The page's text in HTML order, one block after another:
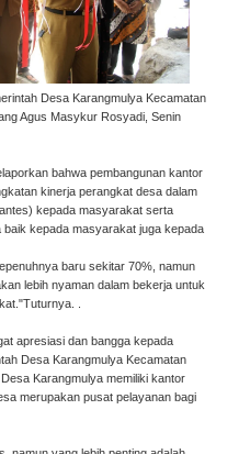
Desa Karangmulya Kecamatan
Agus Masykur Rosyadi, Senin
bahwa pembangunan kantor
kinerja perangkat desa dalam
kepada masyarakat serta
kepada masyarakat juga kepada
baru sekitar 70%, namun
lebih nyaman dalam bekerja untuk
.
apresiasi dan bangga kepada
Desa Karangmulya Kecamatan
Karangmulya memiliki kantor
merupakan pusat pelayanan bagi